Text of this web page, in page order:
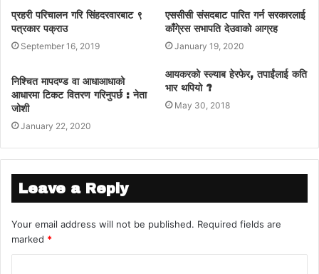
प्रहरी परिचालन गरि सिंहदरवारबाट ९
पत्रकार पक्राउ
September 16, 2019
एससीसी संसदबाट पारित गर्न सरकारलाई
काँगे्रस सभापति देउवाको आग्रह
January 19, 2020
निश्चित मापदण्ड वा आधाआधाको
आधारमा टिकट वितरण गरिनुपर्छ : नेता
जोशी
January 22, 2020
आयकरको स्ल्याब हेरफेर, तपाईंलाई कति
भार थपियो ?
May 30, 2018
Leave a Reply
Your email address will not be published. Required fields are
marked *